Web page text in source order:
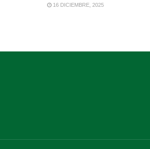
16 DICIEMBRE, 2025